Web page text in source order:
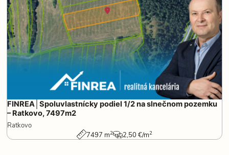
FINREA│Spoluvlastnícky podiel 1/2 na slnečnom pozemku
– Ratkovo, 7497m2
Ratkovo
7497 m2 2,50 €/m2